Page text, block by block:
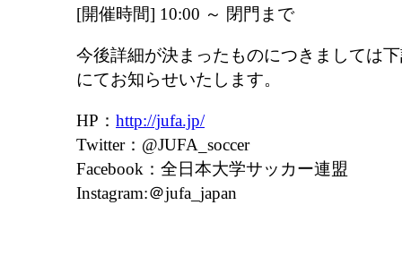
[開催時間] 10:00 ～ 閉門まで
今後詳細が決まったものにつきましては
にてお知らせいたします。
HP： http://jufa.jp/
Twitter：@JUFA_soccer
Facebook：全日本大学サッカー連盟
Instagram:＠jufa_japan